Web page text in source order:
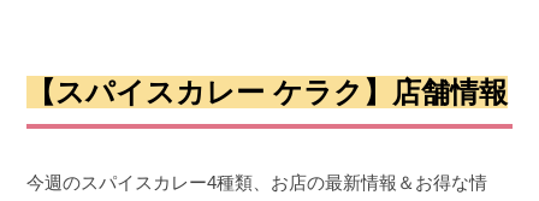
【スパイスカレー ケラク】店舗情報
今週のスパイスカレー4種類、お店の最新情報＆お得な情